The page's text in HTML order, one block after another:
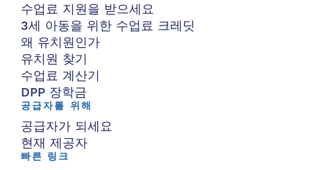
수업료 지원을 받으세요
3세 아동을 위한 수업료 크레딧
왜 유치원인가
유치원 찾기
수업료 계산기
DPP 장학금
공급자를 위해
공급자가 되세요
현재 제공자
빠른 링크